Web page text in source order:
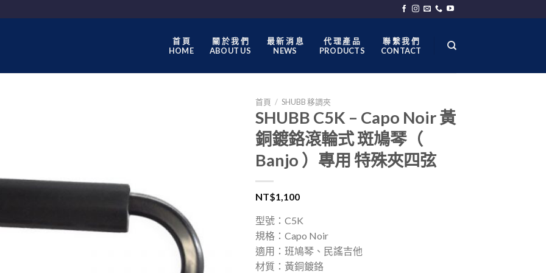
首 頁
HOME
關 於 我 們
ABOUT US
最 新 消 息
NEWS
代 理 產 品
PRODUCTS
聯 繫 我 們
CONTACT
首頁 / SHUBB 移調夾
SHUBB C5K – Capo Noir 黃
銅鍍鉻滾輪式 斑鳩琴（
Banjo ）專用 特殊夾四弦
NT$1,100
型號：C5K
規格：Capo Noir
適用：班鳩琴、民謠吉他
材質：黃銅鍍鉻